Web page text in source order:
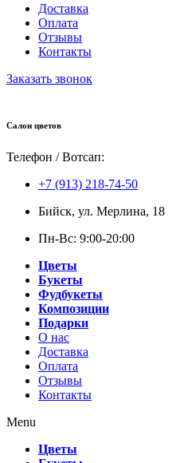
Доставка
Оплата
Отзывы
Контакты
Заказать звонок
Салон цветов
Телефон / Вотсап:
+7 (913) 218-74-50
Бийск, ул. Мерлина, 18
Пн-Вс: 9:00-20:00
Цветы
Букеты
Фудбукеты
Композиции
Подарки
О нас
Доставка
Оплата
Отзывы
Контакты
Menu
Цветы